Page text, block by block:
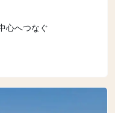
心へつなぐ